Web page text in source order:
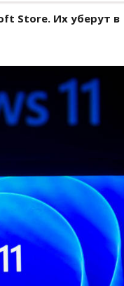
Store. Их уберут в